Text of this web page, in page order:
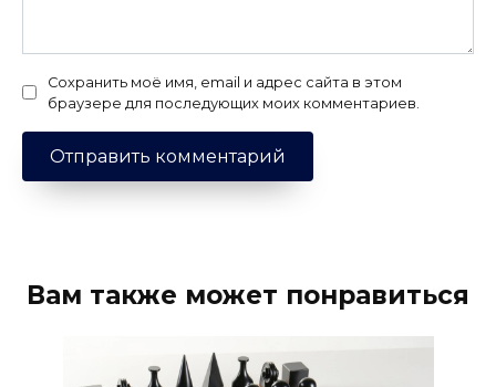
Сохранить моё имя, email и адрес сайта в этом
браузере для последующих моих комментариев.
Вам также может понравиться